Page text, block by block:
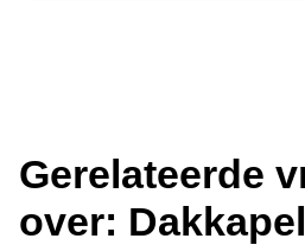
Gerelateerde
over: